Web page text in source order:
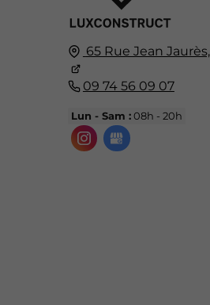
65 Rue Jean Jaurès,
09 74 56 09 07
Lun - Sam :08h - 20h